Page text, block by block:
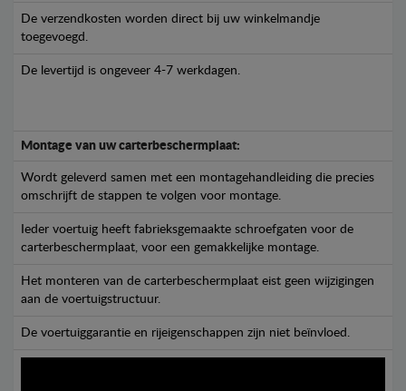
De verzendkosten worden direct bij uw winkelmandje
toegevoegd.
De levertijd is ongeveer 4-7 werkdagen.
Montage van uw carterbeschermplaat:
Wordt geleverd samen met een montagehandleiding die precies
omschrijft de stappen te volgen voor montage.
Ieder voertuig heeft fabrieksgemaakte schroefgaten voor de
carterbeschermplaat, voor een gemakkelijke montage.
Het monteren van de carterbeschermplaat eist geen wijzigingen
aan de voertuigstructuur.
De voertuiggarantie en rijeigenschappen zijn niet beïnvloed.